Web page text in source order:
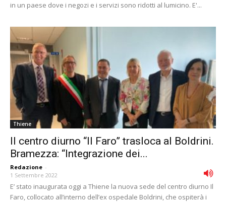
in un paese dove i negozi e i servizi sono ridotti al lumicino. E'...
Thiene
Il centro diurno “Il Faro” trasloca al Boldrini.
Bramezza: “Integrazione dei...
Redazione -
1 Settembre 2022
E’ stato inaugurata oggi a Thiene la nuova sede del centro diurno Il
Faro, collocato all’interno dell’ex ospedale Boldrini, che ospiterà i